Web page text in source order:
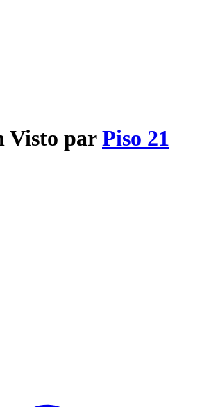
Visto parPiso 21